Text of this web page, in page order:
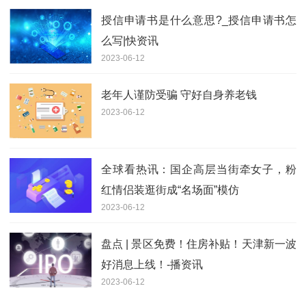
授信申请书是什么意思?_授信申请书怎
么写|快资讯
2023-06-12
老年人谨防受骗 守好自身养老钱
2023-06-12
全球看热讯：国企高层当街牵女子，粉
红情侣装逛街成“名场面”模仿
2023-06-12
盘点 | 景区免费！住房补贴！天津新一波
好消息上线！-播资讯
2023-06-12